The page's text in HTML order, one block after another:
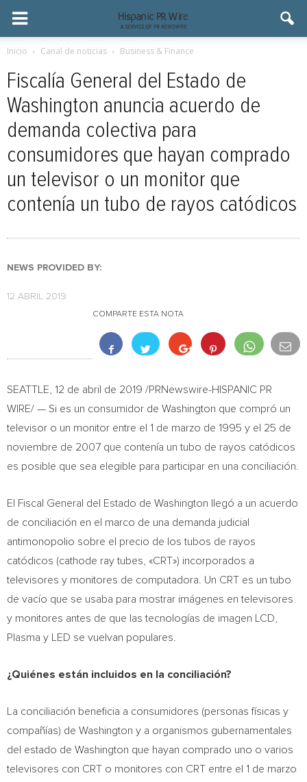
Inicio Canal de noticias Business & Finance
Fiscalía General del Estado de
Washington anuncia acuerdo de
demanda colectiva para
consumidores que hayan comprado
un televisor o un monitor que
contenía un tubo de rayos catódicos
NEWS PROVIDED BY:
12 ABRIL 2019
COMPARTE ESTA NOTA
SEATTLE , 12 de abril de 2019 /PRNewswire-HISPANIC PR
WIRE/ — Si es un consumidor de Washington que compró un
televisor o un monitor entre el 1 de marzo de 1995 y el 25 de
noviembre de 2007 que contenía un tubo de rayos catódicos
es posible que sea elegible para participar en una conciliación.
El Fiscal General del Estado de Washington llegó a un acuerdo
de conciliación en el marco de una demanda judicial
antimonopolio sobre el precio de los tubos de rayos
catódicos (cathode ray tubes, «CRT») incorporados a
televisores y monitores de computadora. Un CRT es un tubo
de vacío que se usaba para mostrar imágenes en televisores
y monitores antes de que las tecnologías de imagen LCD,
Plasma y LED se vuelvan populares.
¿Quiénes están incluidos en la conciliación?
La conciliación beneficia a consumidores (personas físicas y
compañías) de Washington y a organismos gubernamentales
del estado de Washington que hayan comprado uno o varios
televisores con CRT o monitores con CRT entre el 1 de marzo